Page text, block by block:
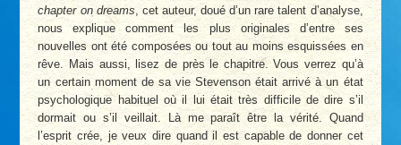
chapter on dreams , cet auteur, doué d’un rare talent d’analyse,
nous explique comment les plus originales d’entre ses
nouvelles ont été composées ou tout au moins esquissées en
rêve. Mais aussi, lisez de près le chapitre. Vous verrez qu’à
un certain moment de sa vie Stevenson était arrivé à un état
psychologique habituel où il lui était très difficile de dire s’il
dormait ou s’il veillait. Là me paraît être la vérité. Quand
l’esprit crée, je veux dire quand il est capable de donner cet